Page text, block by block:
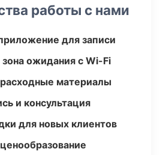
работы с нами
для записи
ожидания с Wi-Fi
материалы
и консультация
для новых клиентов